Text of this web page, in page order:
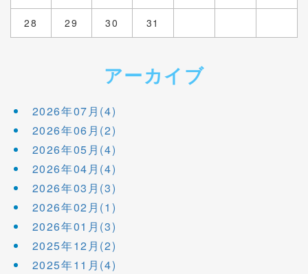
28 29 30 31
アーカイブ
2026年07月(4)
2026年06月(2)
2026年05月(4)
2026年04月(4)
2026年03月(3)
2026年02月(1)
2026年01月(3)
2025年12月(2)
2025年11月(4)